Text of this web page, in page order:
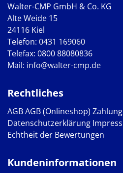
Walter-CMP GmbH & Co. KG
Alte Weide 15
24116 Kiel
Telefon: 0431 169060
Telefax: 0800 88080836
Mail: info@walter-cmp.de
Rechtliches
AGBAGB (Onlineshop)
Datenschutzerklärung
Echtheit der Bewertungen
Kundeninformationen